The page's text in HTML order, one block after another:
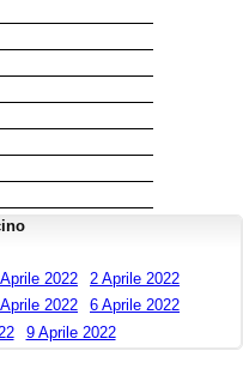
2022
2 Aprile 2022
2022
6 Aprile 2022
9 Aprile 2022